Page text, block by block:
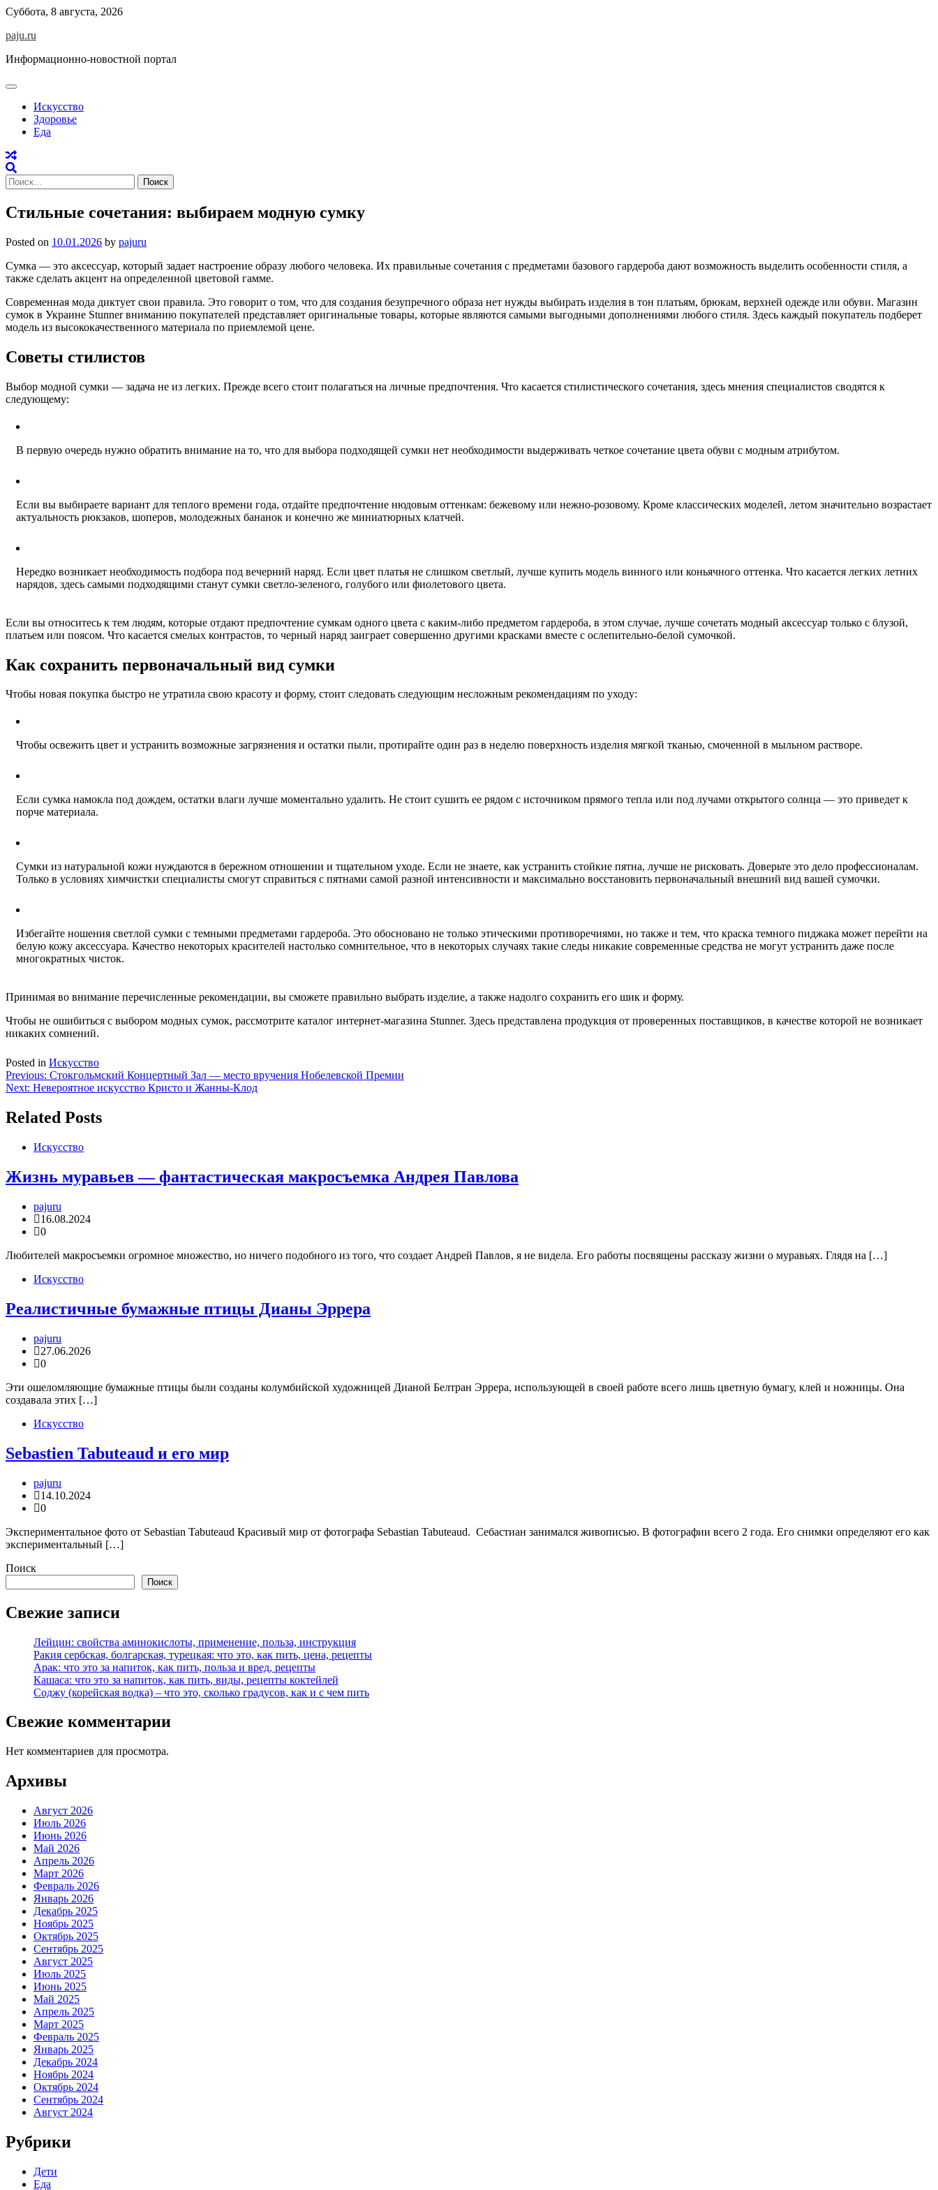
Skip
content
Суббота, 8 августа, 2026
paju.ru
Информационно-новостной портал
Искусство
Здоровье
Еда
Найти:
Стильные сочетания: выбираем модную сумку
Posted on 10.01.2026 by pajuru
Сумка — это аксессуар, который задает настроение образу любого человека. Их правильные сочетания с предметами базового гардероба дают возможность выделить особенности стиля, а
также сделать акцент на определенной цветовой гамме.
Современная мода диктует свои правила. Это говорит о том, что для создания безупречного образа нет нужды выбирать изделия в тон платьям, брюкам, верхней одежде или обуви. Магазин
сумок в Украине Stunner вниманию покупателей представляет оригинальные товары, которые являются самыми выгодными дополнениями любого стиля. Здесь каждый покупатель подберет
модель из высококачественного материала по приемлемой цене.
Советы стилистов
Выбор модной сумки — задача не из легких. Прежде всего стоит полагаться на личные предпочтения. Что касается стилистического сочетания, здесь мнения специалистов сводятся к
следующему:
В первую очередь нужно обратить внимание на то, что для выбора подходящей сумки нет необходимости выдерживать четкое сочетание цвета обуви с модным атрибутом.
Если вы выбираете вариант для теплого времени года, отдайте предпочтение нюдовым оттенкам: бежевому или нежно-розовому. Кроме классических моделей, летом значительно возрастает
актуальность рюкзаков, шоперов, молодежных бананок и конечно же миниатюрных клатчей.
Нередко возникает необходимость подбора под вечерний наряд. Если цвет платья не слишком светлый, лучше купить модель винного или коньячного оттенка. Что касается легких летних
нарядов, здесь самыми подходящими станут сумки светло-зеленого, голубого или фиолетового цвета.
Если вы относитесь к тем людям, которые отдают предпочтение сумкам одного цвета с каким-либо предметом гардероба, в этом случае, лучше сочетать модный аксессуар только с блузой,
платьем или поясом. Что касается смелых контрастов, то черный наряд заиграет совершенно другими красками вместе с ослепительно-белой сумочкой.
Как сохранить первоначальный вид сумки
Чтобы новая покупка быстро не утратила свою красоту и форму, стоит следовать следующим несложным рекомендациям по уходу:
Чтобы освежить цвет и устранить возможные загрязнения и остатки пыли, протирайте один раз в неделю поверхность изделия мягкой тканью, смоченной в мыльном растворе.
Если сумка намокла под дождем, остатки влаги лучше моментально удалить. Не стоит сушить ее рядом с источником прямого тепла или под лучами открытого солнца — это приведет к
порче материала.
Сумки из натуральной кожи нуждаются в бережном отношении и тщательном уходе. Если не знаете, как устранить стойкие пятна, лучше не рисковать. Доверьте это дело профессионалам.
Только в условиях химчистки специалисты смогут справиться с пятнами самой разной интенсивности и максимально восстановить первоначальный внешний вид вашей сумочки.
Избегайте ношения светлой сумки с темными предметами гардероба. Это обосновано не только этическими противоречиями, но также и тем, что краска темного пиджака может перейти на
белую кожу аксессуара. Качество некоторых красителей настолько сомнительное, что в некоторых случаях такие следы никакие современные средства не могут устранить даже после
многократных чисток.
Принимая во внимание перечисленные рекомендации, вы сможете правильно выбрать изделие, а также надолго сохранить его шик и форму.
Чтобы не ошибиться с выбором модных сумок, рассмотрите каталог интернет-магазина Stunner. Здесь представлена продукция от проверенных поставщиков, в качестве которой не возникает
никаких сомнений.
Posted in Искусство
Навигация
по
записям
Previous: Стокгольмский Концертный Зал — место вручения Нобелевской Премии
Next: Невероятное искусство Кристо и Жанны-Клод
Related Posts
Искусство
Жизнь муравьев — фантастическая макросъемка Андрея Павлова
pajuru
16.08.2024
0
Любителей макросъемки огромное множество, но ничего подобного из того, что создает Андрей Павлов, я не видела. Его работы посвящены рассказу жизни о муравьях. Глядя на […]
Искусство
Реалистичные бумажные птицы Дианы Эррера
pajuru
27.06.2026
0
Эти ошеломляющие бумажные птицы были созданы колумбийской художницей Дианой Белтран Эррера, использующей в своей работе всего лишь цветную бумагу, клей и ножницы. Она
создавала этих […]
Искусство
Sebastien Tabuteaud и его мир
pajuru
14.10.2024
0
Экспериментальное фото от Sebastian Tabuteaud Красивый мир от фотографа Sebastian Tabuteaud. Себастиан занимался живописью. В фотографии всего 2 года. Его снимки определяют его как
экспериментальный […]
Поиск
Поиск
Свежие записи
Лейцин: свойства аминокислоты, применение, польза, инструкция
Ракия сербская, болгарская, турецкая: что это, как пить, цена, рецепты
Арак: что это за напиток, как пить, польза и вред, рецепты
Кашаса: что это за напиток, как пить, виды, рецепты коктейлей
Соджу (корейская водка) – что это, сколько градусов, как и с чем пить
Свежие комментарии
Нет комментариев для просмотра.
Архивы
Август 2026
Июль 2026
Июнь 2026
Май 2026
Апрель 2026
Март 2026
Февраль 2026
Январь 2026
Декабрь 2025
Ноябрь 2025
Октябрь 2025
Сентябрь 2025
Август 2025
Июль 2025
Июнь 2025
Май 2025
Апрель 2025
Март 2025
Февраль 2025
Январь 2025
Декабрь 2024
Ноябрь 2024
Октябрь 2024
Сентябрь 2024
Август 2024
Рубрики
Дети
Еда